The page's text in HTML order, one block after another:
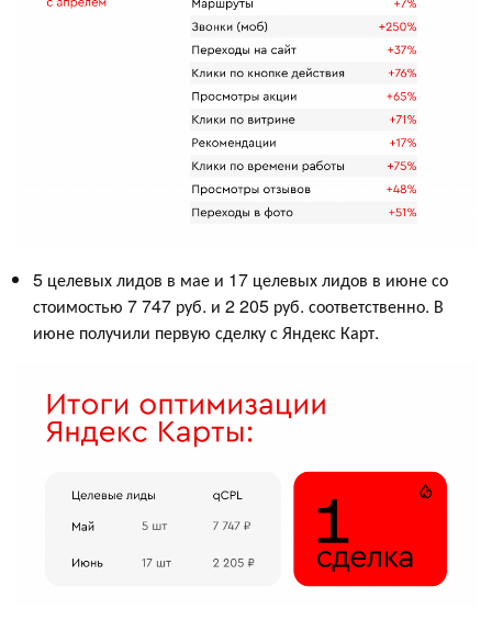
5 целевых лидов в мае и 17 целевых лидов в июне со
стоимостью 7 747 руб. и 2 205 руб. соответственно. В
июне получили первую сделку с Яндекс Карт.